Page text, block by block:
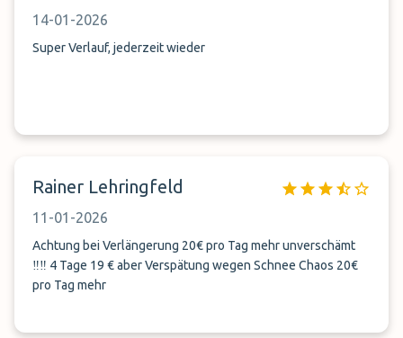
14-01-2026
Super Verlauf, jederzeit wieder
Rainer Lehringfeld
11-01-2026
Achtung bei Verlängerung 20€ pro Tag mehr unverschämt
‼️‼️ 4 Tage 19 € aber Verspätung wegen Schnee Chaos 20€
pro Tag mehr